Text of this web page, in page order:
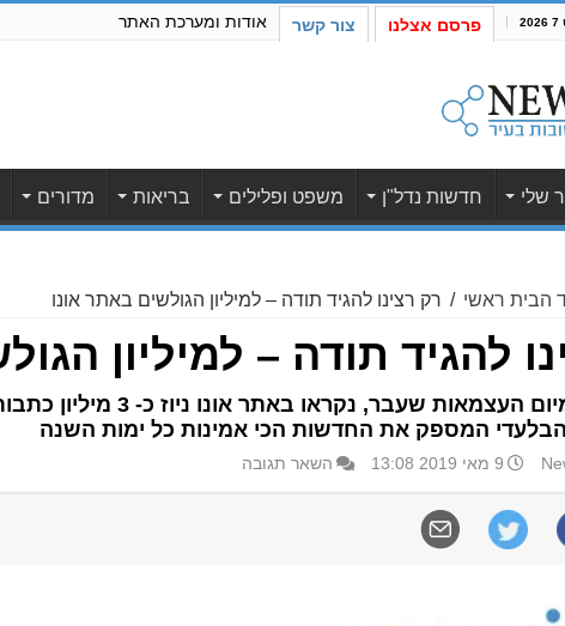
פרסם אצלנו צור קשר אודות ומערכת האתר
שלי חדשות נדל"ן משפט ופלילים בריאות מדורים
הבית ראשי / רק רצינו להגיד תודה – למיליון הגולשים באתר אונו
להגיד תודה – למיליון
מנתוני גוגל מיום
המספק את החדשות הכי אמינות כל ימות השנה
9 מאי 2019 13:08 השאר תגובה